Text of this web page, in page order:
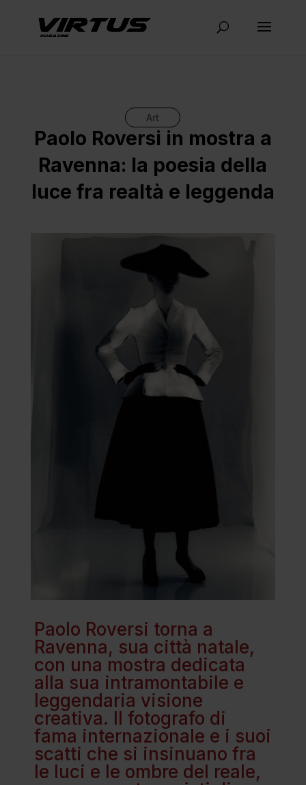
Art
Paolo Roversi in mostra a
Ravenna: la poesia della
luce fra realtà e leggenda
Paolo Roversi torna a
Ravenna, sua città natale,
con una mostra dedicata
alla sua intramontabile e
leggendaria visione
creativa. Il fotografo di
fama internazionale e i suoi
scatti che si insinuano fra
le luci e le ombre del reale,